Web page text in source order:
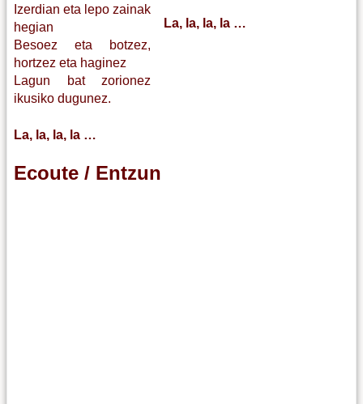
Izerdian eta lepo zainak
hegian
Besoez eta botzez,
hortzez eta haginez
Lagun bat zorionez
ikusiko dugunez.
La, la, la, la …
La, la, la, la …
Ecoute / Entzun